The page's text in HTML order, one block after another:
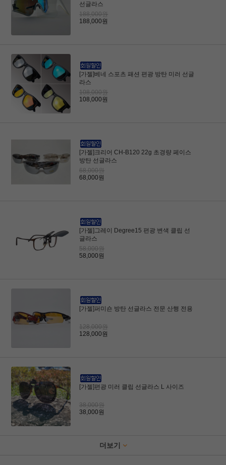
선글라스
188,000원
188,000원
[가젤]베네 스포츠 패션 편광 방탄 미러 선글
라스
108,000원
108,000원
[가젤]크리어 CH-B120 22g 초경량 페이스
방탄 선글라스
68,000원
68,000원
[가젤]그레이 Degree15 편광 변색 클립 선
글라스
58,000원
58,000원
[가젤]퍼미숀 방탄 선글라스 전문 산행 전용
128,000원
128,000원
[가젤]편광 미러 클립 선글라스 L 사이즈
38,000원
38,000원
더보기